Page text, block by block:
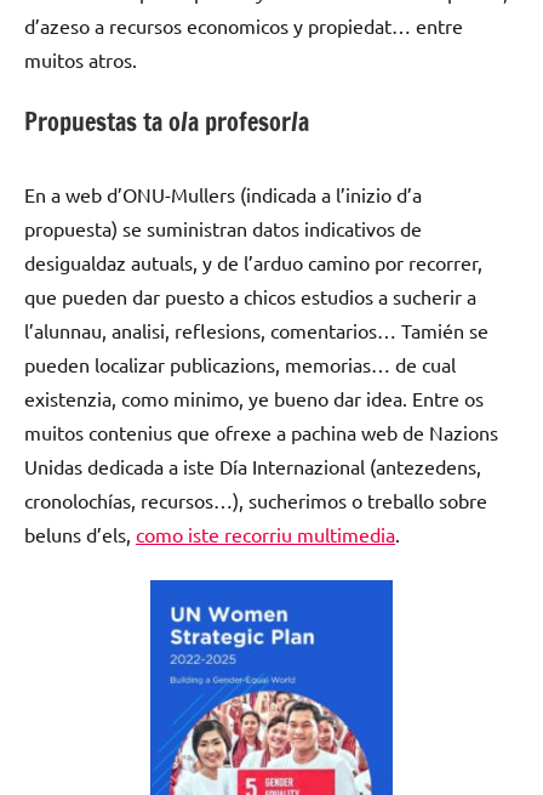
d’azeso a recursos economicos y propiedat… entre
muitos atros.
Propuestas ta o/a profesor/a
En a web d’ONU-Mullers (indicada a l’inizio d’a
propuesta) se suministran datos indicativos de
desigualdaz autuals, y de l’arduo camino por recorrer,
que pueden dar puesto a chicos estudios a sucherir a
l’alunnau, analisi, reflesions, comentarios… Tamién se
pueden localizar publicazions, memorias… de cual
existenzia, como minimo, ye bueno dar idea. Entre os
muitos contenius que ofrexe a pachina web de Nazions
Unidas dedicada a iste Día Internazional (antezedens,
cronolochías, recursos…), sucherimos o treballo sobre
beluns d’els, como iste recorriu multimedia